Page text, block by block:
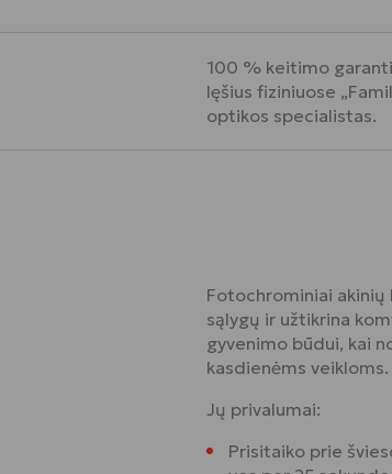
100 % keitimo
lęšius fiziniuose
optikos specialistas.
Fotochrominiai
sąlygų ir užtikrina
gyvenimo būdui, kai
kasdienėms veikloms.
Jų privalumai:
Prisitaiko prie